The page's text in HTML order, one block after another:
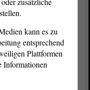
vor. Hierzu
einen
zwar um das
August 2024 zu
9 : 0 : 3
kann es zu
entsprechend
Plattformen
Informationen